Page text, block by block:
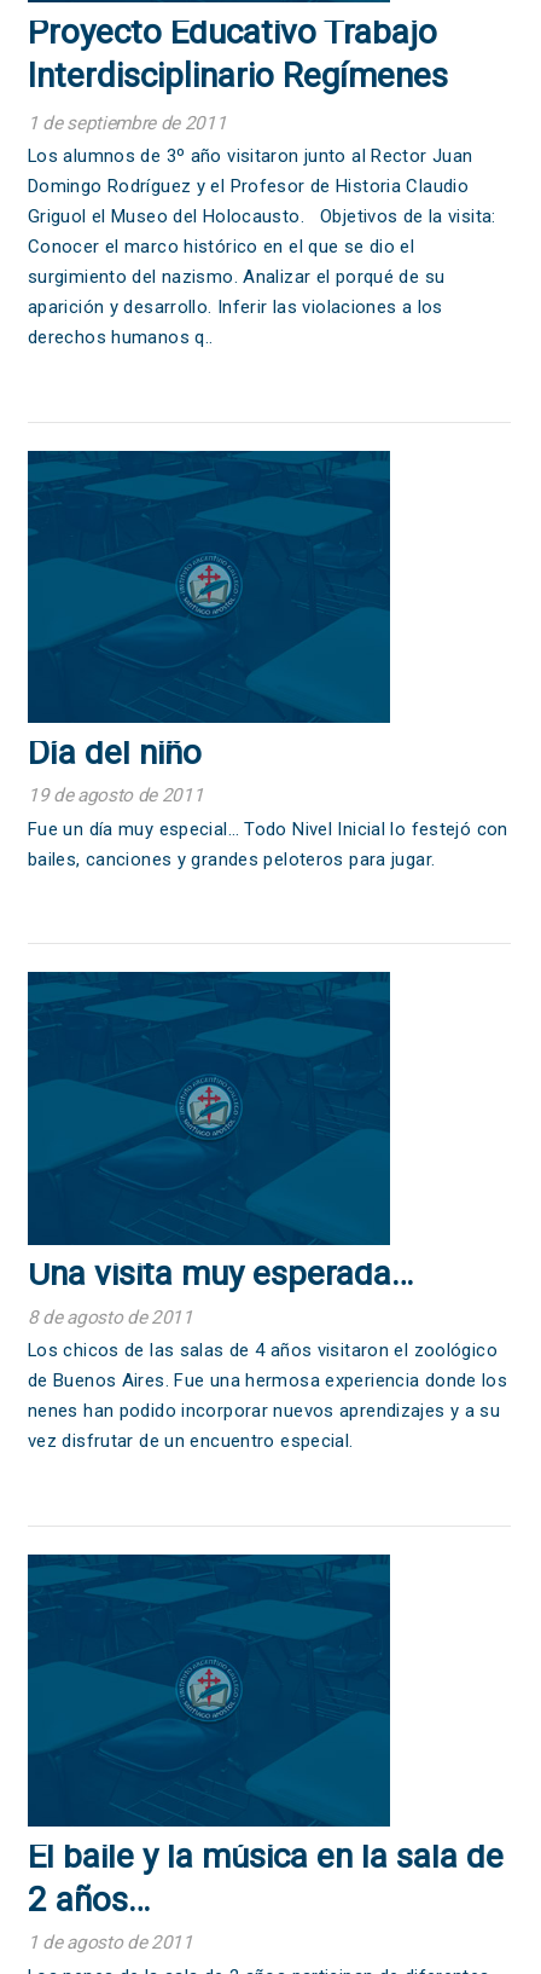
Proyecto Educativo Trabajo
Interdisciplinario Regímenes
totalitarios del siglo XX –
intolerancia y racismo
1 de septiembre de 2011
Los alumnos de 3º año visitaron junto al Rector Juan
Domingo Rodríguez y el Profesor de Historia Claudio
Griguol el Museo del Holocausto. Objetivos de la visita:
Conocer el marco histórico en el que se dio el
surgimiento del nazismo. Analizar el porqué de su
aparición y desarrollo. Inferir las violaciones a los
derechos humanos q..
Día del niño
19 de agosto de 2011
Fue un día muy especial… Todo Nivel Inicial lo festejó con
bailes, canciones y grandes peloteros para jugar.
Una visita muy esperada…
8 de agosto de 2011
Los chicos de las salas de 4 años visitaron el zoológico
de Buenos Aires. Fue una hermosa experiencia donde los
nenes han podido incorporar nuevos aprendizajes y a su
vez disfrutar de un encuentro especial.
El baile y la música en la sala de
2 años…
1 de agosto de 2011